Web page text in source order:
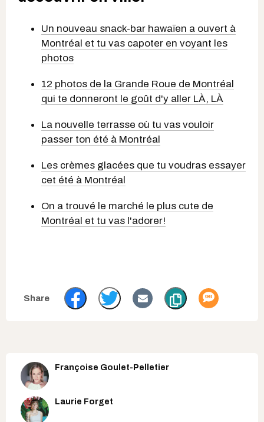
Un nouveau snack-bar hawaïen a ouvert à
Montréal et tu vas capoter en voyant les
photos
12 photos de la Grande Roue de Montréal
qui te donneront le goût d'y aller LÀ, LÀ
La nouvelle terrasse où tu vas vouloir
passer ton été à Montréal
Les crèmes glacées que tu voudras essayer
cet été à Montréal
On a trouvé le marché le plus cute de
Montréal et tu vas l'adorer!
Françoise Goulet-Pelletier
Laurie Forget